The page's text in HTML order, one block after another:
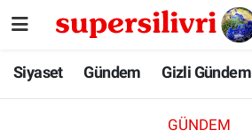
Siyaset Gündem Gizli Gündem
GÜNDEM
Siyaset
İstanbul Nöbetçi Eczaneler
İstanbul Hava Durumu